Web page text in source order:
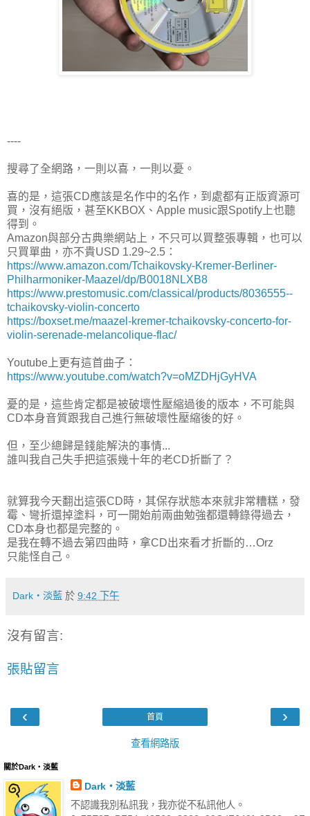
----
搜尋了全網路，一則以喜，一則以憂。
喜的是，這張CD應該是名作中的名作，到處都有正版資源可
買，沒有絕版，甚至KKBOX、Apple music跟Spotify上也聽
得到。
Amazon與部分古典樂網站上，不只可以買整張專輯，也可以
只買單曲，亦不貴USD 1.29~2.5：
https://www.amazon.com/Tchaikovsky-Kremer-Berliner-
Philharmoniker-Maazel/dp/B0018NLXB8
https://www.prestomusic.com/classical/products/8036555--
tchaikovsky-violin-concerto
https://boxset.me/maazel-kremer-tchaikovsky-concerto-for-
violin-serenade-melancolique-flac/
Youtube上更有這首曲子：
https://www.youtube.com/watch?v=oMZDHjGyHVA
憂的是，這些肯定都是被破壞性壓縮過後的版本，不可能與
CD本身音質跟我自己進行無破壞性壓縮後的好。
但，至少總歸是錢能解決的事情...
誰叫我自己失手把這張幾十年的老CD折斷了？
就算我今天翻出這張CD時，其保存狀態本來就非常糟糕，發
霉、彎折還掉塗料，可一開始前兩曲勉強都還轉錄得過去，
CD本身也都是完整的。
是我在轉不過去第四曲時，拿CD出來看才折斷的…Orz
只能怪自己。
Dark‧淡藍 於 9:42 下午
沒有留言:
張貼留言
‹ ›
首頁
查看網路版
關於Dark‧淡藍
Dark‧淡藍
不認識我別私訊我，我亦從不私訊他人。